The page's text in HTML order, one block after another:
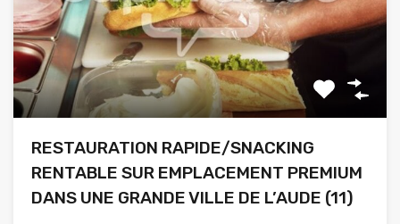
RESTAURATION RAPIDE/SNACKING
RENTABLE SUR EMPLACEMENT PREMIUM
DANS UNE GRANDE VILLE DE L’AUDE (11)